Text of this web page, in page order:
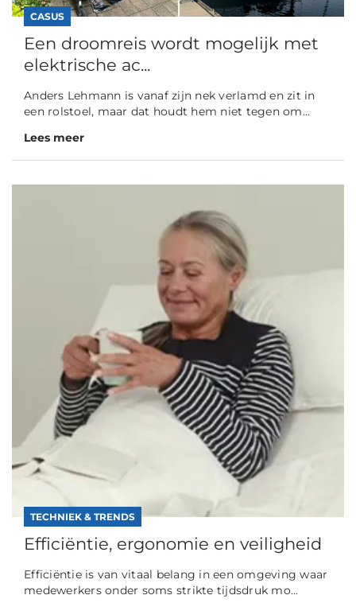
CASUS
Een droomreis wordt mogelijk met
elektrische ac...
Anders Lehmann is vanaf zijn nek verlamd en zit in
een rolstoel, maar dat houdt hem niet tegen om...
Lees meer
TECHNIEK & TRENDS
Efficiëntie, ergonomie en veiligheid
Efficiëntie is van vitaal belang in een omgeving waar
medewerkers onder soms strikte tijdsdruk mo...